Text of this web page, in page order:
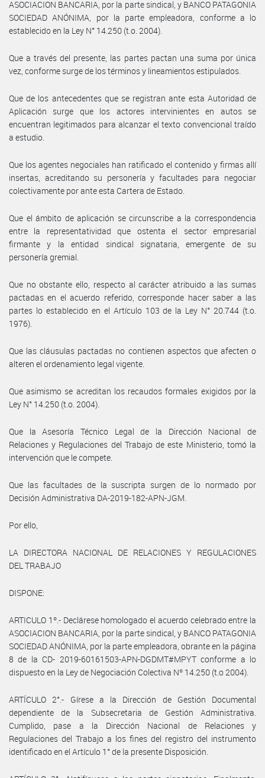
ASOCIACION BANCARIA, por la parte sindical, y BANCO PATAGONIA
SOCIEDAD ANÓNIMA, por la parte empleadora, conforme a lo
establecido en la Ley N° 14.250 (t.o. 2004).
Que a través del presente, las partes pactan una suma por única
vez, conforme surge de los términos y lineamientos estipulados.
Que de los antecedentes que se registran ante esta Autoridad de
Aplicación surge que los actores intervinientes en autos se
encuentran legitimados para alcanzar el texto convencional traído
a estudio.
Que los agentes negociales han ratificado el contenido y firmas allí
insertas, acreditando su personería y facultades para negociar
colectivamente por ante esta Cartera de Estado.
Que el ámbito de aplicación se circunscribe a la correspondencia
entre la representatividad que ostenta el sector empresarial
firmante y la entidad sindical signataria, emergente de su
personería gremial.
Que no obstante ello, respecto al carácter atribuido a las sumas
pactadas en el acuerdo referido, corresponde hacer saber a las
partes lo establecido en el Artículo 103 de la Ley N° 20.744 (t.o.
1976).
Que las cláusulas pactadas no contienen aspectos que afecten o
alteren el ordenamiento legal vigente.
Que asimismo se acreditan los recaudos formales exigidos por la
Ley N° 14.250 (t.o. 2004).
Que la Asesoría Técnico Legal de la Dirección Nacional de
Relaciones y Regulaciones del Trabajo de este Ministerio, tomó la
intervención que le compete.
Que las facultades de la suscripta surgen de lo normado por
Decisión Administrativa DA-2019-182-APN-JGM.
Por ello,
LA DIRECTORA NACIONAL DE RELACIONES Y REGULACIONES
DEL TRABAJO
DISPONE:
ARTICULO 1º.- Declárese homologado el acuerdo celebrado entre la
ASOCIACION BANCARIA, por la parte sindical, y BANCO PATAGONIA
SOCIEDAD ANÓNIMA, por la parte empleadora, obrante en la página
8 de la CD- 2019-60161503-APN-DGDMT#MPYT conforme a lo
dispuesto en la Ley de Negociación Colectiva Nº 14.250 (t.o 2004).
ARTÍCULO 2°.- Gírese a la Dirección de Gestión Documental
dependiente de la Subsecretaria de Gestión Administrativa.
Cumplido, pase a la Dirección Nacional de Relaciones y
Regulaciones del Trabajo a los fines del registro del instrumento
identificado en el Artículo 1° de la presente Disposición.